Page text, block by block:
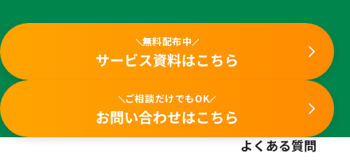
無料配布中
サービス資料はこちら
ご相談だけでもOK
お問い合わせはこちら
よくある質問